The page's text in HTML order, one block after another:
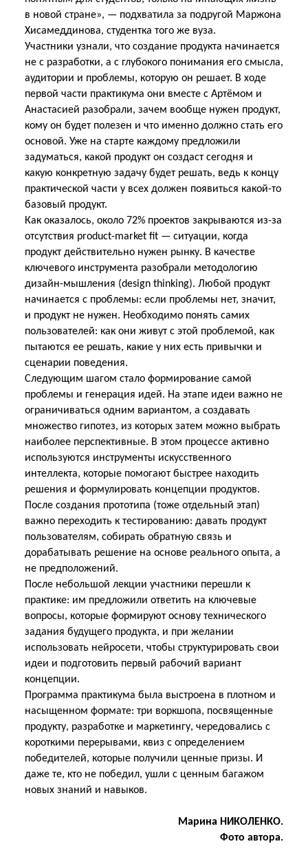
в новой стране», — подхватила за подругой Маржона
Хисамеддинова, студентка того же вуза.
Участники узнали, что создание продукта начинается
не с разработки, а с глубокого понимания его смысла,
аудитории и проблемы, которую он решает. В ходе
первой части практикума они вместе с Артёмом и
Анастасией разобрали, зачем вообще нужен продукт,
кому он будет полезен и что именно должно стать его
основой. Уже на старте каждому предложили
задуматься, какой продукт он создаст сегодня и
какую конкретную задачу будет решать, ведь к концу
практической части у всех должен появиться какой-то
базовый продукт.
Как оказалось, около 72% проектов закрываются из-за
отсутствия product-market fit — ситуации, когда
продукт действительно нужен рынку. В качестве
ключевого инструмента разобрали методологию
дизайн-мышления (design thinking). Любой продукт
начинается с проблемы: если проблемы нет, значит,
и продукт не нужен. Необходимо понять самих
пользователей: как они живут с этой проблемой, как
пытаются ее решать, какие у них есть привычки и
сценарии поведения.
Следующим шагом стало формирование самой
проблемы и генерация идей. На этапе идеи важно не
ограничиваться одним вариантом, а создавать
множество гипотез, из которых затем можно выбрать
наиболее перспективные. В этом процессе активно
используются инструменты искусственного
интеллекта, которые помогают быстрее находить
решения и формулировать концепции продуктов.
После создания прототипа (тоже отдельный этап)
важно переходить к тестированию: давать продукт
пользователям, собирать обратную связь и
дорабатывать решение на основе реального опыта, а
не предположений.
После небольшой лекции участники перешли к
практике: им предложили ответить на ключевые
вопросы, которые формируют основу технического
задания будущего продукта, и при желании
использовать нейросети, чтобы структурировать свои
идеи и подготовить первый рабочий вариант
концепции.
Программа практикума была выстроена в плотном и
насыщенном формате: три воркшопа, посвященные
продукту, разработке и маркетингу, чередовались с
короткими перерывами, квиз с определением
победителей, которые получили ценные призы. И
даже те, кто не победил, ушли с ценным багажом
новых знаний и навыков.
Марина НИКОЛЕНКО.
Фото автора.